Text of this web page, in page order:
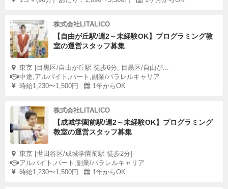
株式会社LITALICO
【自由が丘駅/週2～未経験OK】プログラミング教
室の運営スタッフ募集
東京 [目黒区/自由が丘駅 徒歩6分, 目黒区/自由が...
中途,アルバイト,パート,副業/パラレルキャリア
時給1,230〜1,500円
1年からOK
株式会社LITALICO
【成城学園前駅/週2～未経験OK】プログラミング
教室の運営スタッフ募集
東京 [世田谷区/成城学園前駅 徒歩2分]
アルバイト,パート,副業/パラレルキャリア
時給1,230〜1,500円
1年からOK